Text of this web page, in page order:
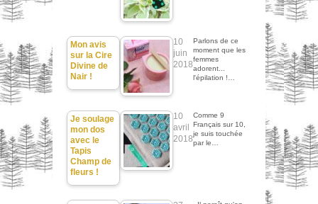
Mon avis
sur la Cire
Divine de
Nair !
10
juin
2018
Parlons de ce
moment que les
femmes
adorent...
l'épilation !…
Je soulage
mon dos
avec le
Tapis
Champ de
fleurs !
10
avril
2018
Comme 9
Français sur 10,
je suis touchée
par le…